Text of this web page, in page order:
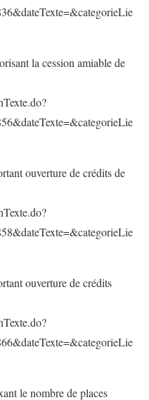
la cession amiable de
ouverture de crédits de
ouverture de crédits
le nombre de places